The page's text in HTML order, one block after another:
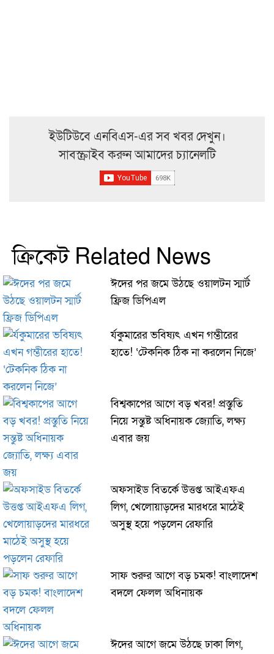
ইউটিউবে এনবিএস-এর সব খবর দেখুন।
সাবস্ক্রাইব করুন আমাদের চ্যানেলটি
ক্রিকেট Related News
ঈদের পর জমে উঠছে ওয়ালটন স্মার্ট
ফ্রিজ ডিপিএল
র্যকুমারের ভবিষ্যৎ এখন গম্ভীরের
হাতে! ‘টেকনিক ঠিক না করলেন নিজে’
বিশ্বকাপের আগে বড় খবর! প্রস্তুতি
নিয়ে সন্তুষ্ট অধিনায়ক জ্যোতি, লক্ষ্য
এবার জয়
অফসাইড বিতর্কে উত্তপ্ত আইএফএ
লিগ, খেলোয়াড়দের মারধরে মাঠেই
অসুস্থ হয়ে পড়লেন রেফারি
সাফ শুরুর আগে বড় চমক! বাংলাদেশ
বদলে ফেলল অধিনায়ক
ঈদের আগে জমে উঠছে ঢাকা লিগ,